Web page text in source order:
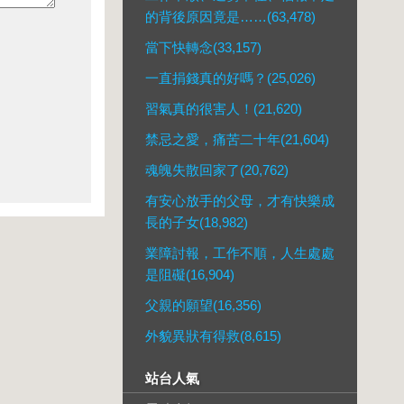
的背後原因竟是……(63,478)
當下快轉念(33,157)
一直捐錢真的好嗎？(25,026)
習氣真的很害人！(21,620)
禁忌之愛，痛苦二十年(21,604)
魂魄失散回家了(20,762)
有安心放手的父母，才有快樂成
長的子女(18,982)
業障討報，工作不順，人生處處
是阻礙(16,904)
父親的願望(16,356)
外貌異狀有得救(8,615)
站台人氣